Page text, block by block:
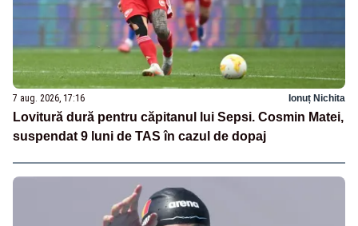
7 aug. 2026, 17:16 Ionuț Nichita
Lovitură dură pentru căpitanul lui Sepsi. Cosmin Matei,
suspendat 9 luni de TAS în cazul de dopaj